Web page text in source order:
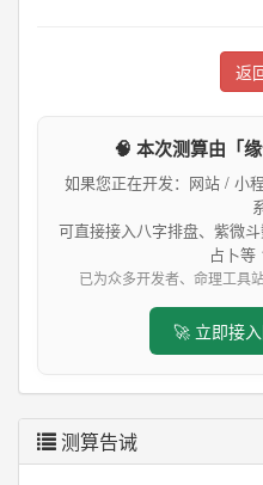
返
🧠 本次测算由「
如果您正在开发：网站 / 小
可直接接入八字排盘、紫微
占卜等
已为众多开发者、命理工具
🚀 立即接
测算告诫